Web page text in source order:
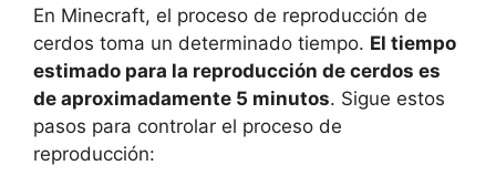
En Minecraft, el proceso de reproducción de
cerdos toma un determinado tiempo. El tiempo
estimado para ‍la reproducción de cerdos es
de aproximadamente 5 minutos. ⁤Sigue estos
pasos para controlar el proceso de
reproducción: